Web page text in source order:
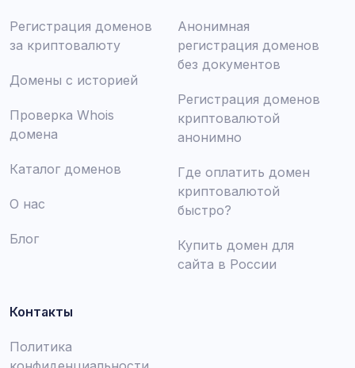
Регистрация доменов
за криптовалюту
Домены с историей
Проверка Whois
домена
Каталог доменов
О нас
Блог
Анонимная
регистрация доменов
без документов
Регистрация доменов
криптовалютой
анонимно
Где оплатить домен
криптовалютой
быстро?
Купить домен для
сайта в России
Контакты
Политика